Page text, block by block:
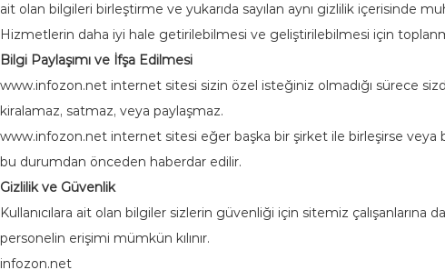
ait olan bilgileri birleştirme ve yukarıda sayılan aynı gizlilik içerisinde
Hizmetlerin daha iyi hale getirilebilmesi ve geliştirilebilmesi için
Bilgi Paylaşımı ve İfşa Edilmesi
www.infozon.net internet sitesi sizin özel isteğiniz olmadığı sürece
kiralamaz, satmaz, veya paylaşmaz.
www.infozon.net internet sitesi eğer başka bir şirket ile birleşirse veya
bu durumdan önceden haberdar edilir.
Gizlilik ve Güvenlik
Kullanıcılara ait olan bilgiler sizlerin güvenliği için sitemiz
personelin erişimi mümkün kılınır.
infozon.net